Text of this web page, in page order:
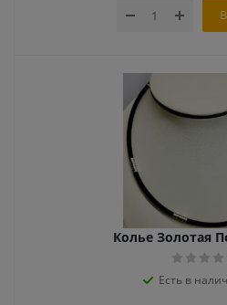
Колье Золотая
Есть в